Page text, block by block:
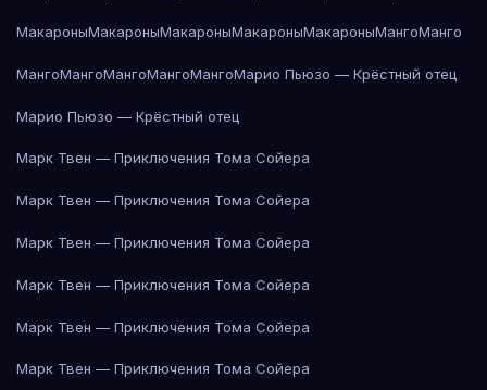
МакароныМакароныМакароныМакароныМакароныМангоМанго
МангоМангоМангоМангоМангоМарио Пьюзо — Крёстный отец
Марио Пьюзо — Крёстный отец
Марк Твен — Приключения Тома Сойера
Марк Твен — Приключения Тома Сойера
Марк Твен — Приключения Тома Сойера
Марк Твен — Приключения Тома Сойера
Марк Твен — Приключения Тома Сойера
Марк Твен — Приключения Тома Сойера